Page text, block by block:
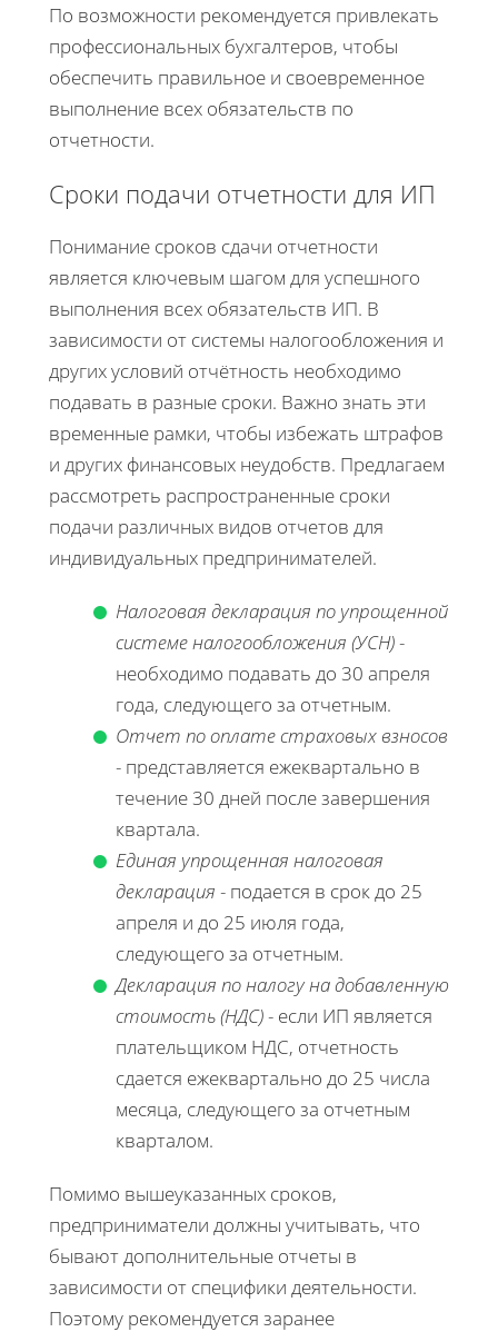
По возможности рекомендуется привлекать
профессиональных бухгалтеров, чтобы
обеспечить правильное и своевременное
выполнение всех обязательств по
отчетности.
Сроки подачи отчетности для ИП
Понимание сроков сдачи отчетности
является ключевым шагом для успешного
выполнения всех обязательств ИП. В
зависимости от системы налогообложения и
других условий отчётность необходимо
подавать в разные сроки. Важно знать эти
временные рамки, чтобы избежать штрафов
и других финансовых неудобств. Предлагаем
рассмотреть распространенные сроки
подачи различных видов отчетов для
индивидуальных предпринимателей.
Налоговая декларация по упрощенной
системе налогообложения (УСН)-
необходимо подавать до 30 апреля
года, следующего за отчетным.
Отчет по оплате страховых взносов
- представляется ежеквартально в
течение 30 дней после завершения
квартала.
Единая упрощенная налоговая
декларация - подается в срок до 25
апреля и до 25 июля года,
следующего за отчетным.
Декларация по налогу на добавленную
стоимость (НДС)- если ИП является
плательщиком НДС, отчетность
сдается ежеквартально до 25 числа
месяца, следующего за отчетным
кварталом.
Помимо вышеуказанных сроков,
предприниматели должны учитывать, что
бывают дополнительные отчеты в
зависимости от специфики деятельности.
Поэтому рекомендуется заранее